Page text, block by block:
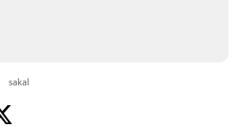
sakal